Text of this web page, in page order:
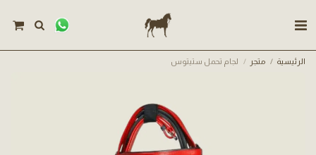
الرئيسية متجر لجام تحمل ستيتوس